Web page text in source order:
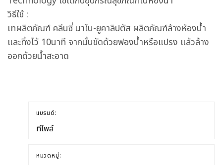
วิธีใช้ :
เทผลิตภัณฑ์ คลีนซี่ นาโน-ยูคาลิปตัส ผลิตภัณฑ์ล้างห้องน้ำ
และทิ้งไว้ 10นาที จากนั้นขัดด้วยฟองน้ำหรือแปรง แล้วล้าง
ออกด้วยน้ำสะอาด
แบรนด์:
ทีโพล์
หมวดหมู่: